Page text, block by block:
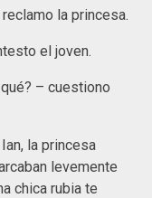
la princesa.
el joven.
– cuestiono
la princesa
levemente
chica rubia te